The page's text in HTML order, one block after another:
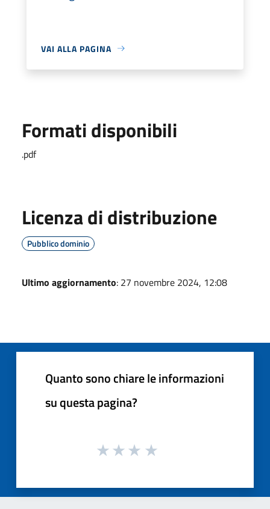
VAI ALLA PAGINA
Formati disponibili
.pdf
Licenza di distribuzione
Pubblico dominio
Ultimo aggiornamento: 27 novembre 2024, 12:08
Quanto sono chiare le informazioni
su questa pagina?